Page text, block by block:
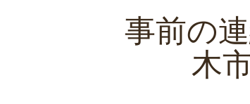
事前の
木